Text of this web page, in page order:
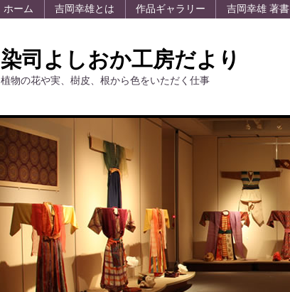
ホーム 吉岡幸雄とは 作品ギャラリー 吉岡幸雄 著書
染司よしおか工房だより
植物の花や実、樹皮、根から色をいただく仕事